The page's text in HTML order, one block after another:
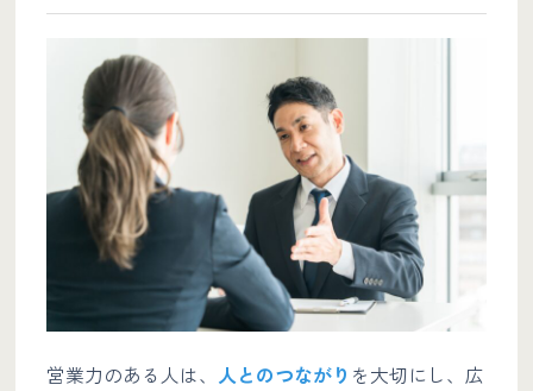
営業力のある人は、 人とのつながり を大切にし、広